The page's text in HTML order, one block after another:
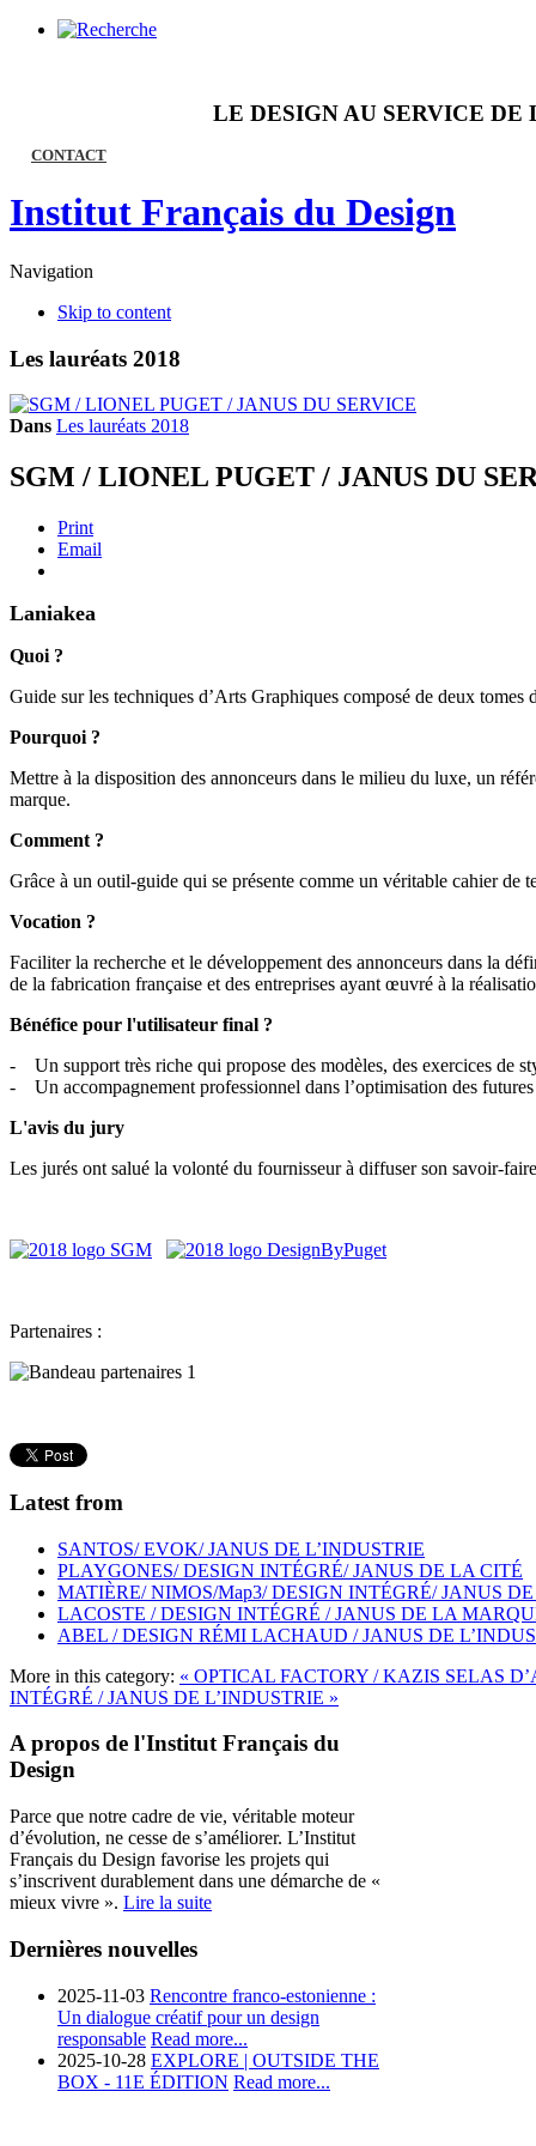
LE DESIGN AU SERVICE
CONTACT
Institut Français du Design
Navigation
Skip to content
Les lauréats 2018
Dans Les lauréats 2018
SGM / LIONEL PUGET / JANUS DU
Print
Email
Laniakea
Quoi ?
Guide sur les techniques d’Arts Graphiques composé de deux tomes
Pourquoi ?
Mettre à la disposition des annonceurs dans le milieu du luxe, un
marque.
Comment ?
Grâce à un outil-guide qui se présente comme un véritable cahier de
Vocation ?
Faciliter la recherche et le développement des annonceurs dans la
de la fabrication française et des entreprises ayant œuvré à la
Bénéfice pour l'utilisateur final ?
- Un support très riche qui propose des modèles, des exercices de
- Un accompagnement professionnel dans l’optimisation des
L'avis du jury
Les jurés ont salué la volonté du fournisseur à diffuser son savoir-
Partenaires :
Latest from
SANTOS/ EVOK/ JANUS DE L’INDUSTRIE
PLAYGONES/ DESIGN INTÉGRÉ/ JANUS DE LA CITÉ
MATIÈRE/ NIMOS/Map3/ DESIGN INTÉGRÉ/ JANUS
LACOSTE / DESIGN INTÉGRÉ / JANUS DE LA
ABEL / DESIGN RÉMI LACHAUD / JANUS DE
More in this category: « OPTICAL FACTORY / KAZIS SELAS
INTÉGRÉ / JANUS DE L’INDUSTRIE »
A propos de l'Institut Français du
Design
Parce que notre cadre de vie, véritable moteur
d’évolution, ne cesse de s’améliorer. L’Institut
Français du Design favorise les projets qui
s’inscrivent durablement dans une démarche de «
mieux vivre ». Lire la suite
Dernières nouvelles
2025-11-03 Rencontre franco-estonienne :
Un dialogue créatif pour un design
responsable Read more...
2025-10-28 EXPLORE | OUTSIDE THE
BOX - 11E ÉDITION Read more...